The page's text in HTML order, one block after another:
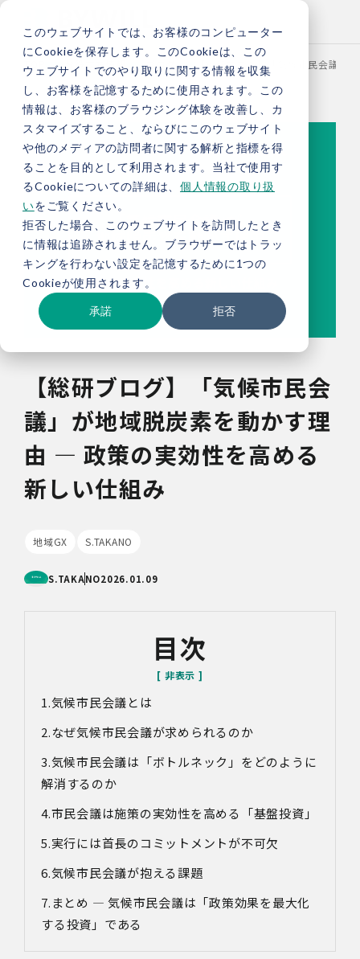
このウェブサイトでは、お客様のコンピューター
にCookieを保存します。このCookieは、この
ウェブサイトでのやり取りに関する情報を収集
し、お客様を記憶するために使用されます。この
情報は、お客様のブラウジング体験を改善し、カ
スタマイズすること、ならびにこのウェブサイト
や他のメディアの訪問者に関する解析と指標を得
ることを目的として利用されます。当社で使用す
るCookieについての詳細は、 個人情報の取り扱
いをご覧ください。
拒否した場合、このウェブサイトを訪問したとき
に情報は追跡されません。ブラウザーではトラッ
キングを行わない設定を記憶するために1つの
Cookieが使用されます。
承諾 拒否
TOP お役立ち情報 ブログ 【総研ブログ】「気候市民会議
【総研ブログ】「気候市民会
議」が地域脱炭素を動かす理
由 ― 政策の実効性を高める
新しい仕組み
地域GX S.TAKANO
S.TAKANO2026.01.09
目次
気候市民会議とは
なぜ気候市民会議が求められるのか
気候市民会議は「ボトルネック」をどのように
解消するのか
市民会議は施策の実効性を高める「基盤投資」
実行には首長のコミットメントが不可欠
気候市民会議が抱える課題
まとめ ― 気候市民会議は「政策効果を最大化
する投資」である